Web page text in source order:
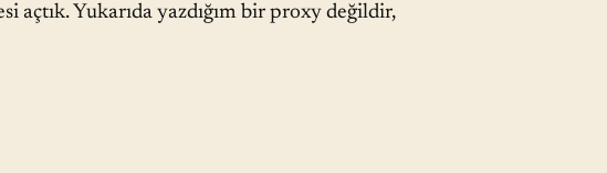
Yukarıda yazdığım bir proxy değildir,